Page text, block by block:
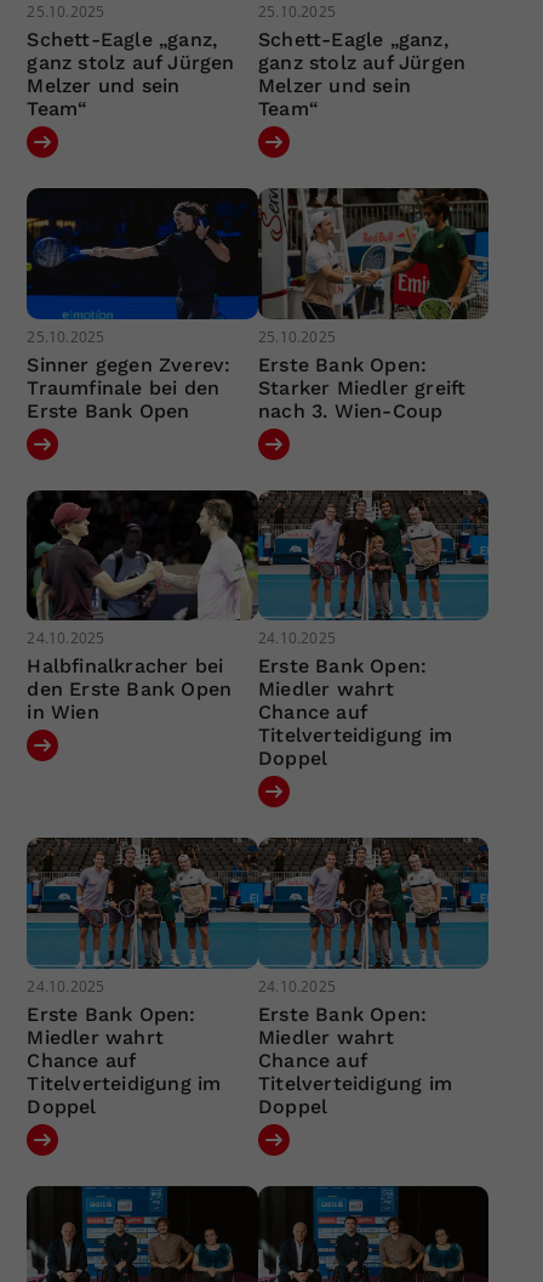
25.10.2025
Schett-Eagle „ganz,
ganz stolz auf Jürgen
Melzer und sein
Team“
25.10.2025
Schett-Eagle „ganz,
ganz stolz auf Jürgen
Melzer und sein
Team“
25.10.2025
Sinner gegen Zverev:
Traumfinale bei den
Erste Bank Open
25.10.2025
Erste Bank Open:
Starker Miedler greift
nach 3. Wien-Coup
24.10.2025
Halbfinalkracher bei
den Erste Bank Open
in Wien
24.10.2025
Erste Bank Open:
Miedler wahrt
Chance auf
Titelverteidigung im
Doppel
24.10.2025
Erste Bank Open:
Miedler wahrt
Chance auf
Titelverteidigung im
Doppel
24.10.2025
Erste Bank Open:
Miedler wahrt
Chance auf
Titelverteidigung im
Doppel